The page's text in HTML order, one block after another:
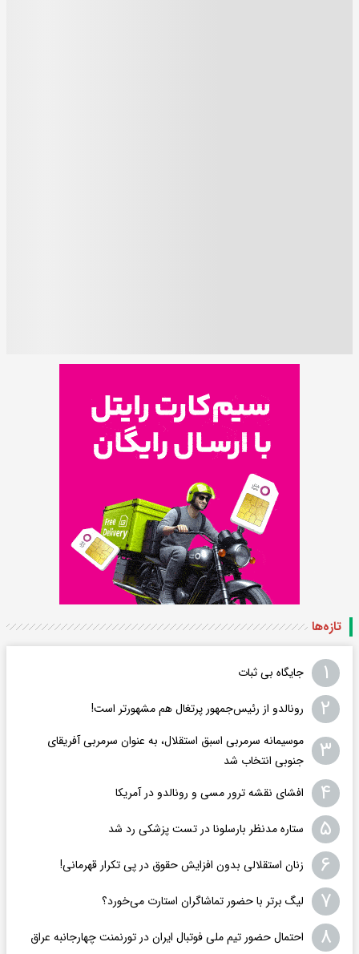
تازه‌ها
۱ جایگاه بی ثبات
۲ رونالدو از رئیس‌جمهور پرتغال هم مشهورتر است!
۳
موسیمانه سرمربی اسبق استقلال، به عنوان سرمربی آفریقای
جنوبی انتخاب شد
۴ افشای نقشه ترور مسی و رونالدو در آمریکا
۵ ستاره مدنظر بارسلونا در تست پزشکی رد شد
۶ زنان استقلالی بدون افزایش حقوق در پی تکرار قهرمانی!
۷ لیگ برتر با حضور تماشاگران استارت می‌خورد؟
۸ احتمال حضور تیم ملی فوتبال ایران در تورنمنت چهارجانبه عراق